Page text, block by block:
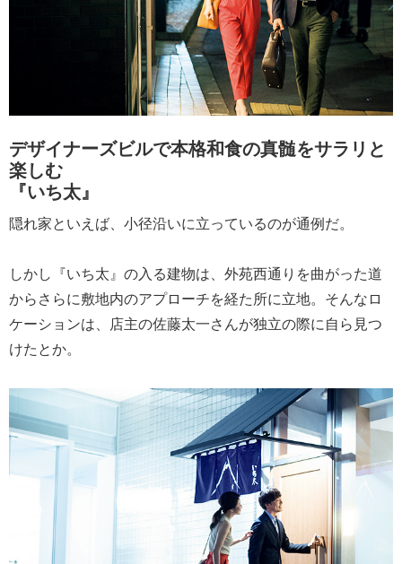
デザイナーズビルで本格和食の真髄をサラリと
楽しむ
『いち太』
隠れ家といえば、小径沿いに立っているのが通例だ。
しかし『いち太』の入る建物は、外苑西通りを曲がった道
からさらに敷地内のアプローチを経た所に立地。そんなロ
ケーションは、店主の佐藤太一さんが独立の際に自ら見つ
けたとか。